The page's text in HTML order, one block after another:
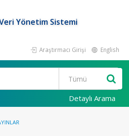
Yönetim Sistemi
Araştırmacı Girişi English
Detaylı Arama